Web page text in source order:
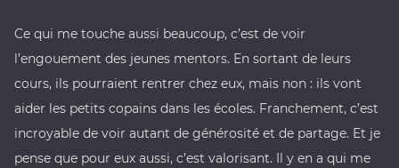
Ce qui me touche aussi beaucoup, c’est de voir
l’engouement des jeunes mentors. En sortant de leurs
cours, ils pourraient rentrer chez eux, mais non : ils vont
aider les petits copains dans les écoles. Franchement, c’est
incroyable de voir autant de générosité et de partage. Et je
pense que pour eux aussi, c’est valorisant. Il y en a qui me